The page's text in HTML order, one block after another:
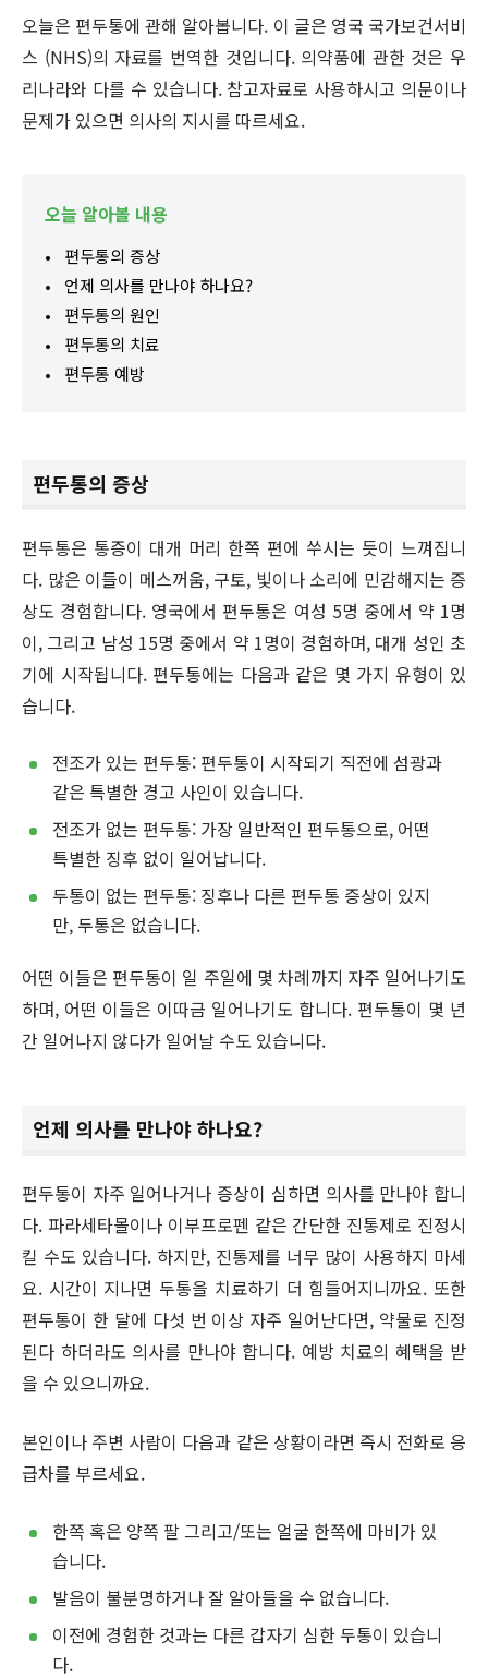
오늘은 편두통에 관해 알아봅니다. 이 글은 영국 국가보건서비
스 (NHS)의 자료를 번역한 것입니다. 의약품에 관한 것은 우
리나라와 다를 수 있습니다. 참고자료로 사용하시고 의문이나
문제가 있으면 의사의 지시를 따르세요.
오늘 알아볼 내용
편두통의 증상
언제 의사를 만나야 하나요?
편두통의 원인
편두통의 치료
편두통 예방
편두통의 증상
편두통은 통증이 대개 머리 한쪽 편에 쑤시는 듯이 느껴집니
다. 많은 이들이 메스꺼움, 구토, 빛이나 소리에 민감해지는 증
상도 경험합니다. 영국에서 편두통은 여성 5명 중에서 약 1명
이, 그리고 남성 15명 중에서 약 1명이 경험하며, 대개 성인 초
기에 시작됩니다. 편두통에는 다음과 같은 몇 가지 유형이 있
습니다.
전조가 있는 편두통: 편두통이 시작되기 직전에 섬광과
같은 특별한 경고 사인이 있습니다.
전조가 없는 편두통: 가장 일반적인 편두통으로, 어떤
특별한 징후 없이 일어납니다.
두통이 없는 편두통: 징후나 다른 편두통 증상이 있지
만, 두통은 없습니다.
어떤 이들은 편두통이 일 주일에 몇 차례까지 자주 일어나기도
하며, 어떤 이들은 이따금 일어나기도 합니다. 편두통이 몇 년
간 일어나지 않다가 일어날 수도 있습니다.
언제 의사를 만나야 하나요?
편두통이 자주 일어나거나 증상이 심하면 의사를 만나야 합니
다. 파라세타몰이나 이부프로펜 같은 간단한 진통제로 진정시
킬 수도 있습니다. 하지만, 진통제를 너무 많이 사용하지 마세
요. 시간이 지나면 두통을 치료하기 더 힘들어지니까요. 또한
편두통이 한 달에 다섯 번 이상 자주 일어난다면, 약물로 진정
된다 하더라도 의사를 만나야 합니다. 예방 치료의 혜택을 받
을 수 있으니까요.
본인이나 주변 사람이 다음과 같은 상황이라면 즉시 전화로 응
급차를 부르세요.
한쪽 혹은 양쪽 팔 그리고/또는 얼굴 한쪽에 마비가 있
습니다.
발음이 불분명하거나 잘 알아들을 수 없습니다.
이전에 경험한 것과는 다른 갑자기 심한 두통이 있습니
다.